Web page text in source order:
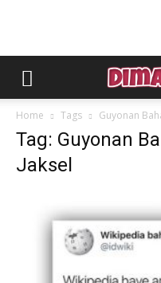
Home Tags Guyonan
Tag: Guyonan
Jaksel